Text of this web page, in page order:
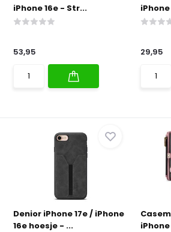
iPhone 16e - Str...
53,95 29,95
Denior iPhone 17e / iPhone
16e hoesje - ...